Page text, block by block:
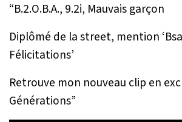
“B.2.O.B.A., 9.2i, Mauvais garçon
Diplômé de la street, mention
Félicitations’
Retrouve mon nouveau clip en
Générations”